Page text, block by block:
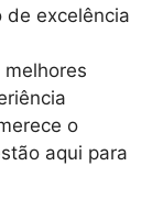
de excelência
o
aqui para